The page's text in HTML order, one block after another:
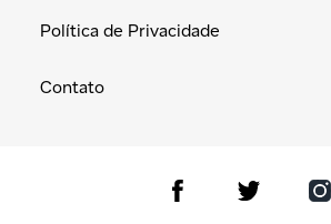
Política de Privacidade
Contato